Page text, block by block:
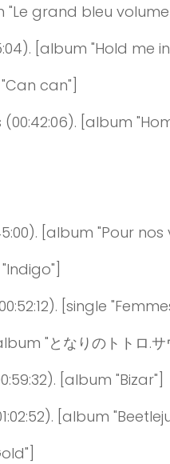
"Le grand bleu volume
:04). [album "Hold me
can"]
(00:42:06). [album
:00). [album "Pour nos
0:52:12). [single
"となりのトトロ.サ
0:59:32). [album "Bizar"]
1:02:52). [album